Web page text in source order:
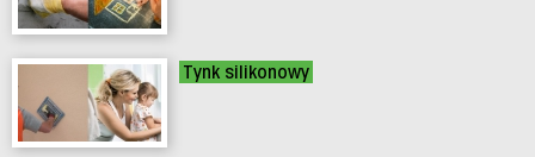
Tynk silikonowy